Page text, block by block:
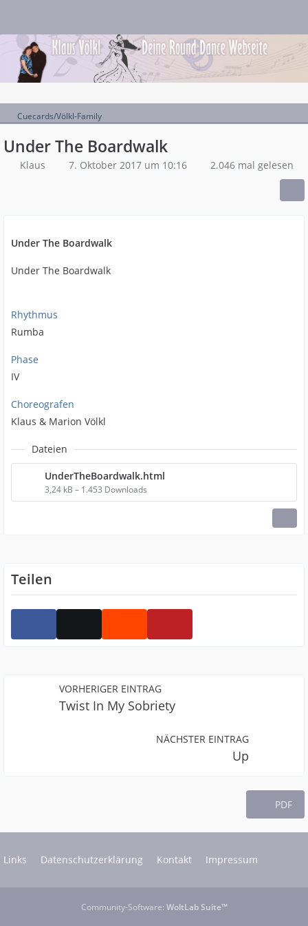
Cuecards/Völkl-Family
Under The Boardwalk
Klaus 7. Oktober 2017 um 10:16 2.046 mal gelesen
Under The Boardwalk
Under The Boardwalk
Rhythmus
Rumba
Phase
IV
Choreografen
Klaus & Marion Völkl
Dateien
UnderTheBoardwalk.html
3,24 kB – 1.453 Downloads
Teilen
VORHERIGER EINTRAG
Twist In My Sobriety
NÄCHSTER EINTRAG
Up
PDF
Links Datenschutzerklärung Kontakt Impressum
Community-Software: WoltLab Suite™